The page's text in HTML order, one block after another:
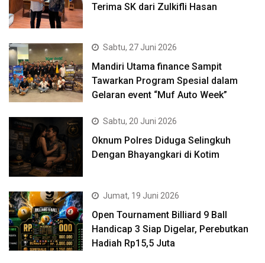
Terima SK dari Zulkifli Hasan
Sabtu, 27 Juni 2026
Mandiri Utama finance Sampit
Tawarkan Program Spesial dalam
Gelaran event “Muf Auto Week”
Sabtu, 20 Juni 2026
Oknum Polres Diduga Selingkuh
Dengan Bhayangkari di Kotim
Jumat, 19 Juni 2026
Open Tournament Billiard 9 Ball
Handicap 3 Siap Digelar, Perebutkan
Hadiah Rp15,5 Juta